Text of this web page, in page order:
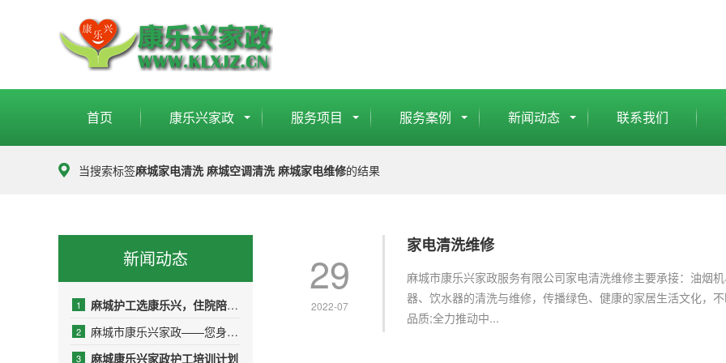
首页 康乐兴家政 服务项目 服务案例 新闻动态 联系我们
当搜索标签麻城家电清洗 麻城空调清洗 麻城家电维修的结果
新闻动态
1 麻城护工选康乐兴，住院陪护少操心
2 麻城市康乐兴家政——您身边的品质生活管家
3 麻城康乐兴家政护工培训计划
29
2022-07
家电清洗维修
麻城市康乐兴家政服务有限公司家电清洗维修主要承接：油烟
器、饮水器的清洗与维修，传播绿色、健康的家居生活文化，
品质;全力推动中...